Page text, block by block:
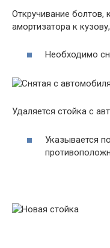
Откручивание болтов,
амортизатора к
Необходимо
Удаляется стойка с
Указывается